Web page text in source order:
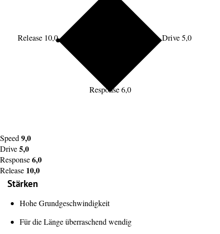
Drive 5,0
Response 6,0
Release 10,0
Speed 9,0
Drive5,0
Response6,0
Release 10,0
Stärken
Hohe Grundgeschwindigkeit
Für die Länge überraschend wendig